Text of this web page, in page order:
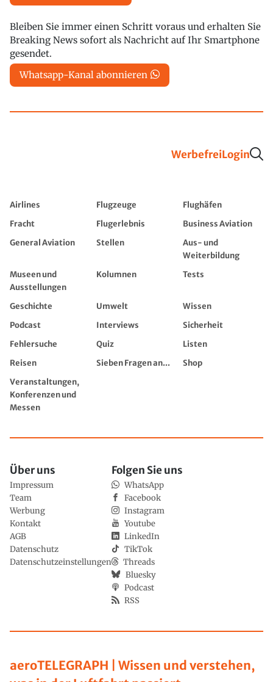
Bleiben Sie immer einen Schritt voraus und erhalten Sie
Breaking News sofort als Nachricht auf Ihr Smartphone
gesendet.
Whatsapp-Kanal abonnieren
WerbefreiLogin
Airlines Flugzeuge
Flughäfen
Fracht
Flugerlebnis
Business Aviation
General Aviation
Stellen
Aus- und
Weiterbildung
Museen und
Ausstellungen
Kolumnen Tests
Geschichte Umwelt
Wissen
Podcast
Interviews
Sicherheit
Fehlersuche
Quiz
Listen
Reisen
Sieben Fragen an...
Shop
Veranstaltungen,
Konferenzen und
Messen
aeroTELEGRAPH | Wissen und verstehen,
Über uns
Impressum
Team
Werbung
Kontakt
AGB
Datenschutz
Datenschutzeinstellungen
Folgen Sie uns
WhatsApp
Facebook
Instagram
Youtube
LinkedIn
TikTok
Threads
Bluesky
Podcast
RSS